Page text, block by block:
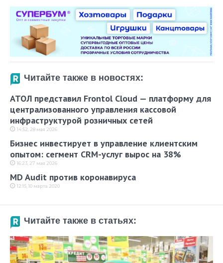
Читайте также в новостях:
АТОЛ представил Frontol Cloud — платформу для
централизованного управления кассовой
инфраструктурой розничных сетей
14:52, 28 мая 2026
Бизнес инвестирует в управление клиентским
опытом: сегмент CRM-услуг вырос на 38%
16:23, 27 мая 2026
MD Audit против коронавируса
12:15, 10 марта 2020
Читайте также в статьях: